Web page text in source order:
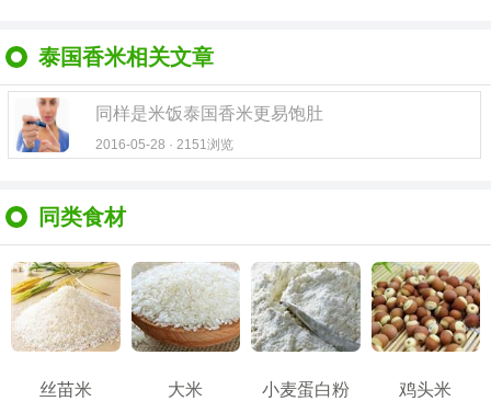
泰国香米相关文章
同样是米饭泰国香米更易饱肚
2016-05-28 · 2151浏览
同类食材
丝苗米 大米 小麦蛋白粉 鸡头米